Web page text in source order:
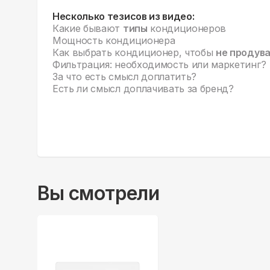
Несколько тезисов из видео:
Какие бывают типы кондиционеров
Мощность кондиционера
Как выбрать кондиционер, чтобы не
Фильтрация: необходимость или маркетинг?
За что есть смысл доплатить?
Есть ли смысл доплачивать за бренд?
Вы смотрели